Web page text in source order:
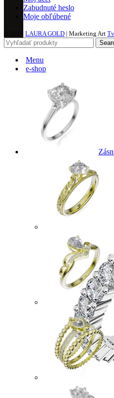
Zabudnuté heslo
Moje obľúbené
LAURA GOLD | Marketing Art
Menu
e-shop